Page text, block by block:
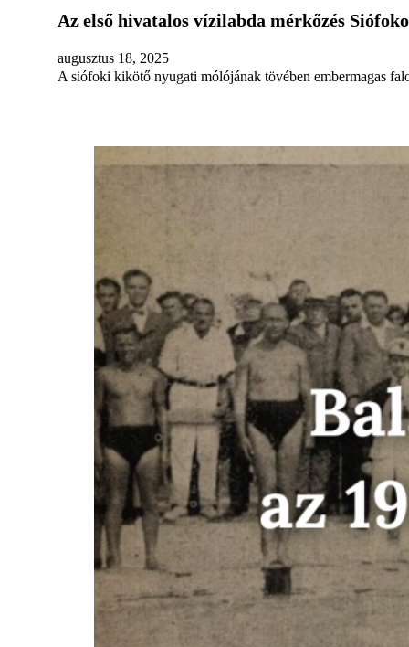
Az első hivatalos vízilabda mérkőzés
augusztus 18, 2025
A siófoki kikötő nyugati mólójának tövében embermagas